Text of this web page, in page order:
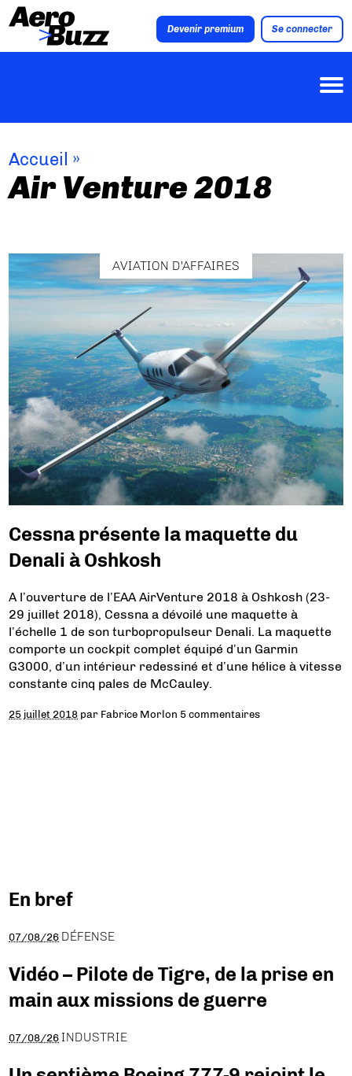
Devenir premium Se connecter
Accueil »
Air Venture 2018
AVIATION D'AFFAIRES
Cessna présente la maquette du
Denali à Oshkosh
A l’ouverture de l’EAA AirVenture 2018 à Oshkosh (23-
29 juillet 2018), Cessna a dévoilé une maquette à
l’échelle 1 de son turbopropulseur Denali. La maquette
comporte un cockpit complet équipé d’un Garmin
G3000, d’un intérieur redessiné et d’une hélice à vitesse
constante cinq pales de McCauley.
25 juillet 2018 par Fabrice Morlon 5 commentaires
En bref
07/08/26 DÉFENSE
Vidéo – Pilote de Tigre, de la prise en
main aux missions de guerre
07/08/26 INDUSTRIE